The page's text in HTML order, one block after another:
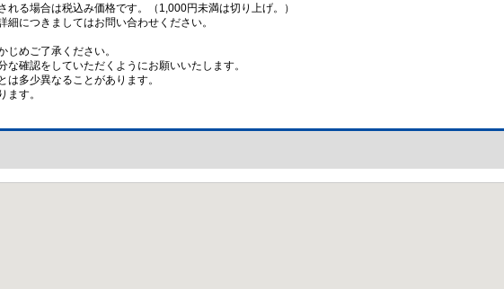
る場合は税込み価格です。（1,000円未満は切り上げ。）
につきましてはお問い合わせください。
めご了承ください。
確認をしていただくようにお願いいたします。
多少異なることがあります。
す。